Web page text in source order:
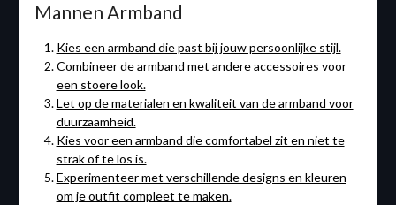
Mannen Armband
Kies een armband die past bij jouw persoonlijke stijl.
Combineer de armband met andere accessoires voor
een stoere look.
Let op de materialen en kwaliteit van de armband voor
duurzaamheid.
Kies voor een armband die comfortabel zit en niet te
strak of te los is.
Experimenteer met verschillende designs en kleuren
om je outfit compleet te maken.